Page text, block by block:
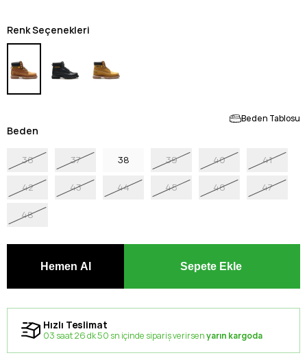
Renk Seçenekleri
Beden Tablosu
Beden
36 37 38 39 40 41
42 43 44 45 46 47
48
Hızlı Teslimat
03 saat 26 dk 50 sn içinde sipariş verirsenyarın kargoda